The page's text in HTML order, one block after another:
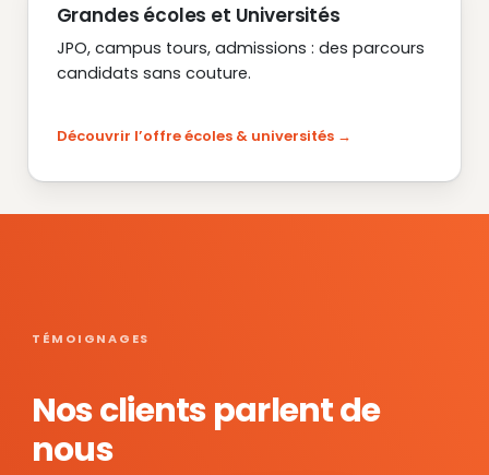
Grandes écoles et Universités
JPO, campus tours, admissions : des parcours
candidats sans couture.
Découvrir l’offre écoles & universités
TÉMOIGNAGES
Nos clients parlent de
nous